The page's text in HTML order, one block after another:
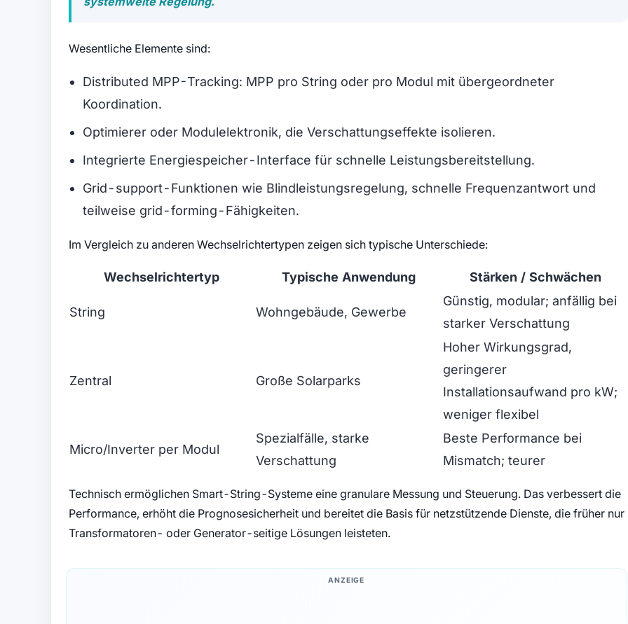
Wesentliche Elemente sind:
Distributed MPP-Tracking: MPP pro String oder pro Modul mit übergeordneter
Koordination.
Optimierer oder Modulelektronik, die Verschattungseffekte isolieren.
Integrierte Energiespeicher-Interface für schnelle Leistungsbereitstellung.
Grid-support-Funktionen wie Blindleistungsregelung, schnelle Frequenzantwort und
teilweise grid-forming-Fähigkeiten.
Im Vergleich zu anderen Wechselrichtertypen zeigen sich typische Unterschiede:
Wechselrichtertyp Typische Anwendung Stärken / Schwächen
String Wohngebäude, Gewerbe
Günstig, modular; anfällig bei
starker Verschattung
Zentral Große Solarparks
Hoher Wirkungsgrad,
geringerer
Installationsaufwand pro kW;
weniger flexibel
Micro/Inverter per Modul
Spezialfälle, starke
Verschattung
Beste Performance bei
Mismatch; teurer
Technisch ermöglichen Smart-String-Systeme eine granulare Messung und Steuerung. Das verbessert die
Performance, erhöht die Prognosesicherheit und bereitet die Basis für netzstützende Dienste, die früher nur
Transformatoren- oder Generator-seitige Lösungen leisteten.
ANZEIGE